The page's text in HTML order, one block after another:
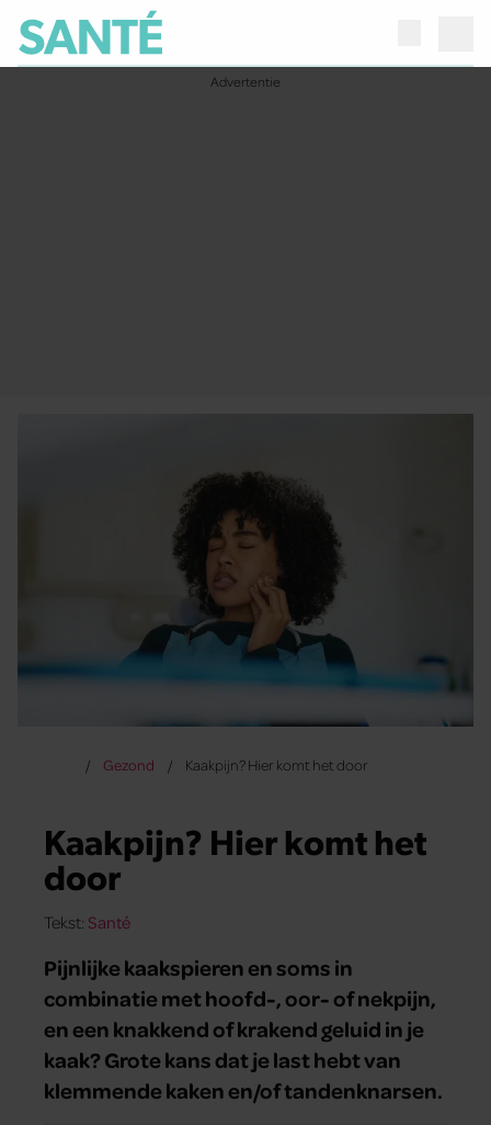
Gezond Kaakpijn? Hier komt het door
Kaakpijn? Hier komt het
door
Tekst: Santé
Pijnlijke kaakspieren en soms in
combinatie met hoofd-, oor- of nekpijn,
en een knakkend of krakend geluid in je
kaak? Grote kans dat je last hebt van
klemmende kaken en/of tandenknarsen.